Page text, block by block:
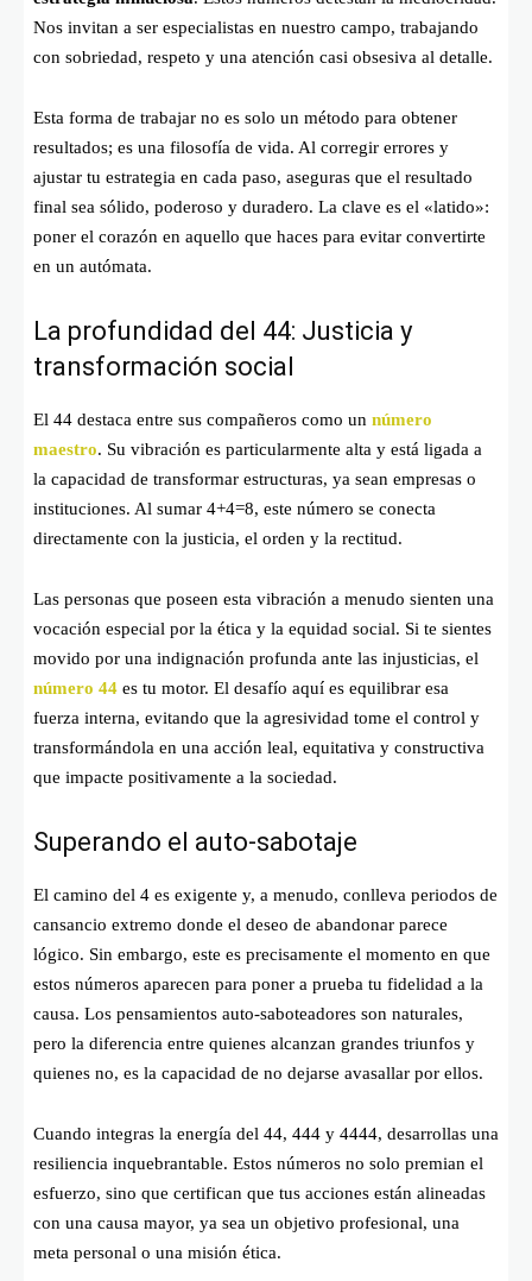
Nos invitan a ser especialistas en nuestro campo, trabajando
con sobriedad, respeto y una atención casi obsesiva al detalle.
Esta forma de trabajar no es solo un método para obtener
resultados; es una filosofía de vida. Al corregir errores y
ajustar tu estrategia en cada paso, aseguras que el resultado
final sea sólido, poderoso y duradero. La clave es el «latido»:
poner el corazón en aquello que haces para evitar convertirte
en un autómata.
La profundidad del 44: Justicia y
transformación social
El 44 destaca entre sus compañeros como un número
maestro. Su vibración es particularmente alta y está ligada a
la capacidad de transformar estructuras, ya sean empresas o
instituciones. Al sumar 4+4=8, este número se conecta
directamente con la justicia, el orden y la rectitud.
Las personas que poseen esta vibración a menudo sienten una
vocación especial por la ética y la equidad social. Si te sientes
movido por una indignación profunda ante las injusticias, el
número 44 es tu motor. El desafío aquí es equilibrar esa
fuerza interna, evitando que la agresividad tome el control y
transformándola en una acción leal, equitativa y constructiva
que impacte positivamente a la sociedad.
Superando el auto-sabotaje
El camino del 4 es exigente y, a menudo, conlleva periodos de
cansancio extremo donde el deseo de abandonar parece
lógico. Sin embargo, este es precisamente el momento en que
estos números aparecen para poner a prueba tu fidelidad a la
causa. Los pensamientos auto-saboteadores son naturales,
pero la diferencia entre quienes alcanzan grandes triunfos y
quienes no, es la capacidad de no dejarse avasallar por ellos.
Cuando integras la energía del 44, 444 y 4444, desarrollas una
resiliencia inquebrantable. Estos números no solo premian el
esfuerzo, sino que certifican que tus acciones están alineadas
con una causa mayor, ya sea un objetivo profesional, una
meta personal o una misión ética.